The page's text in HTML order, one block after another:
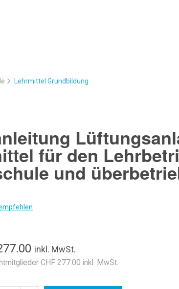
Lehrmittel Grundbildung
für den
und
inkl. MwSt.
CHF 277.00 inkl. MwSt.